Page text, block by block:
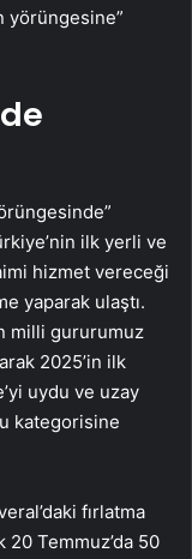
yörüngesine”
ilk yerli ve
hizmet vereceği
yaparak ulaştı.
milli gururumuz
2025’in ilk
uydu ve uzay
kategorisine
fırlatma
20 Temmuz’da 50